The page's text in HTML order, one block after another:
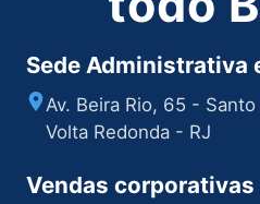
Sede Administrativa
Av. Beira Rio, 65 -
Volta Redonda - RJ
Vendas corporativas